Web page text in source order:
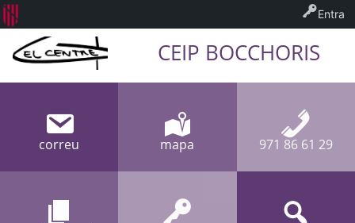
CEIP BOCCHORIS
correu mapa 971 86 61 29
Entra